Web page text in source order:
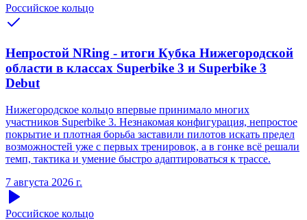
Российское кольцо
Непростой NRing - итоги Кубка Нижегородской
области в классах Superbike 3 и Superbike 3
Debut
Нижегородское кольцо впервые принимало многих
участников Superbike 3. Незнакомая конфигурация, непростое
покрытие и плотная борьба заставили пилотов искать предел
возможностей уже с первых тренировок, а в гонке всё решали
темп, тактика и умение быстро адаптироваться к трассе.
7 августа 2026 г.
Российское кольцо